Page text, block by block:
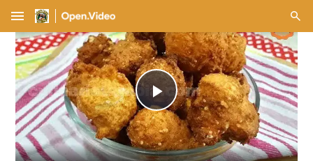
menu
Play
Video